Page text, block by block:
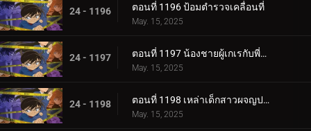
24 - 1196 ตอนที่ 1196 ป้อมตำรวจเคลื่อนที่
May. 15, 2025
24 - 1197 ตอนที่ 1197 น้องชายผู้เกเรกับพี่สาวผู้เดือดร้อน
May. 15, 2025
24 - 1198 ตอนที่ 1198 เหล่าเด็กสาวผจญปริศนา 3
May. 15, 2025